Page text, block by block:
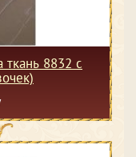
ткань 8832 с